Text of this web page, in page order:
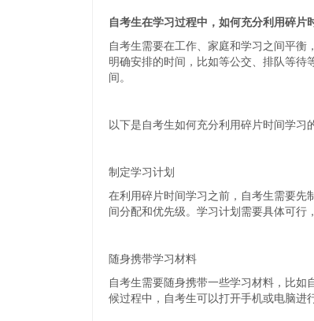
自考生在学习过程中，如何充分利用碎片
自考生需要在工作、家庭和学习之间平
明确安排的时间，比如等公交、排队等
间。
以下是自考生如何充分利用碎片时间学习
制定学习计划
在利用碎片时间学习之前，自考生需要先
间分配和优先级。学习计划需要具体可行
随身携带学习材料
自考生需要随身携带一些学习材料，比
候过程中，自考生可以打开手机或电脑进